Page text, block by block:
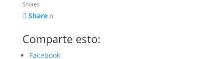
Shares
Share 0
Comparte esto:
Facebook